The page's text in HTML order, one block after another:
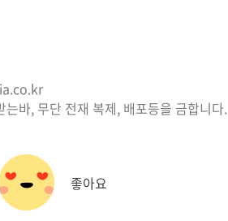
바, 무단 전재 복제, 배포등을 금합니다.
좋아요